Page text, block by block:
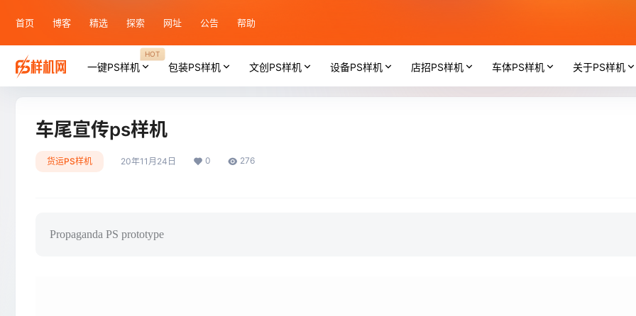
首页 博客 精选 探索 网址 公告 帮助
一键PS样机
HOT
包装PS样机 文创PS样机 设备PS样机 店招PS样机 车体PS样机 关于PS样机
车尾宣传ps样机
货运PS样机 20年11月24日 0 276
Propaganda PS prototype